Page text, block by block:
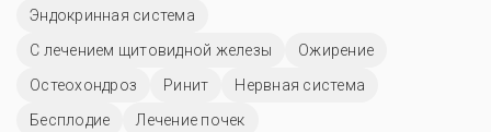
Эндокринная система
С лечением щитовидной железы
Ожирение
Остеохондроз
Ринит
Нервная система
Бесплодие
Лечение почек